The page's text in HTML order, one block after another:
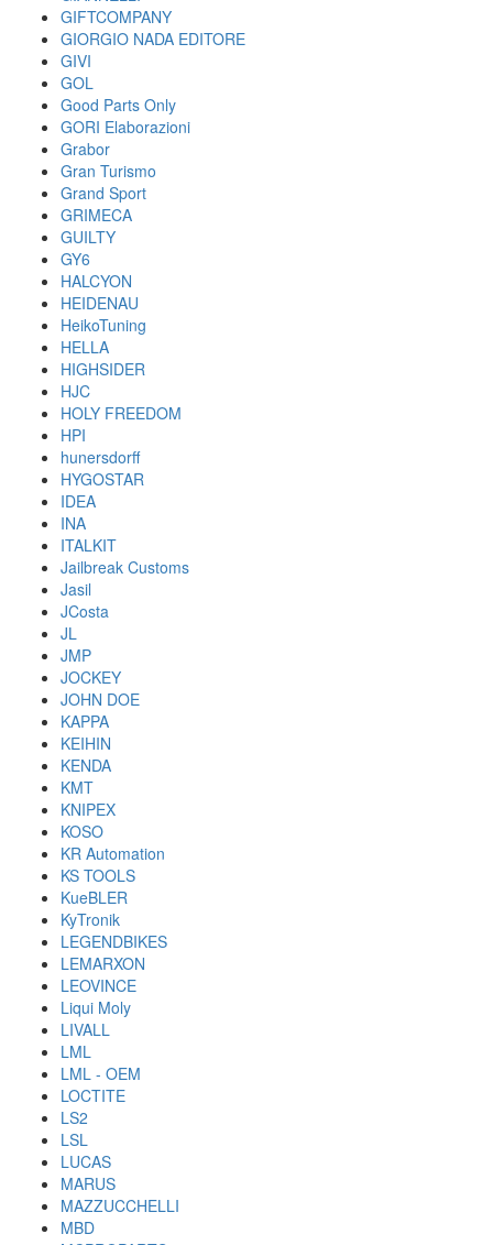
GIFTCOMPANY
GIORGIO NADA EDITORE
GIVI
GOL
Good Parts Only
GORI Elaborazioni
Grabor
Gran Turismo
Grand Sport
GRIMECA
GUILTY
GY6
HALCYON
HEIDENAU
HeikoTuning
HELLA
HIGHSIDER
HJC
HOLY FREEDOM
HPI
hunersdorff
HYGOSTAR
IDEA
INA
ITALKIT
Jailbreak Customs
Jasil
JCosta
JL
JMP
JOCKEY
JOHN DOE
KAPPA
KEIHIN
KENDA
KMT
KNIPEX
KOSO
KR Automation
KS TOOLS
KueBLER
KyTronik
LEGENDBIKES
LEMARXON
LEOVINCE
Liqui Moly
LIVALL
LML
LML - OEM
LOCTITE
LS2
LSL
LUCAS
MARUS
MAZZUCCHELLI
MBD